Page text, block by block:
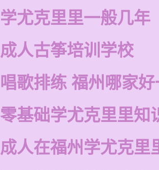
学尤克里里一般几年
成人古筝培训学校
唱歌排练 福州哪家
零基础学尤克里里知
成人在福州学尤克里